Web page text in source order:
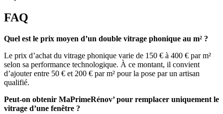
FAQ
Quel est le prix moyen d’un double vitrage phonique au m² ?
Le prix d’achat du vitrage phonique varie de 150 € à 400 € par m²
selon sa performance technologique. À ce montant, il convient
d’ajouter entre 50 € et 200 € par m² pour la pose par un artisan
qualifié.
Peut-on obtenir MaPrimeRénov’ pour remplacer uniquement le
vitrage d’une fenêtre ?